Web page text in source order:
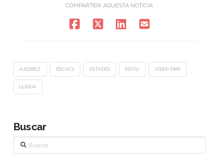
COMPARTEIX AQUESTA NOTÍCIA
AJEDREZ ESCACS ESTADES ESTIU JOSEP OMS
LLEIDA
Buscar
Buscar